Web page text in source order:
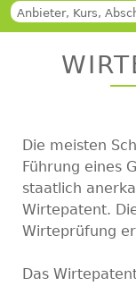
Suche
Back
Die meisten
Führung eines
staatlich
Wirtepatent.
Wirteprüfung
Das